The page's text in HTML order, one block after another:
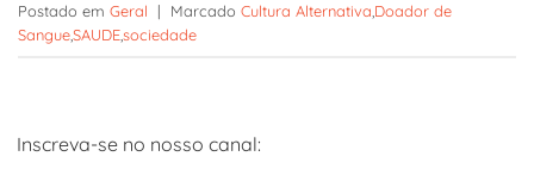
Postado em Geral | Marcado Cultura Alternativa Doador de
SangueSAUDEsociedade
Inscreva-se no nosso canal: